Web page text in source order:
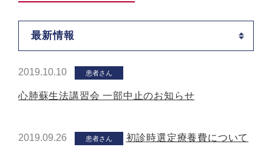
最新情報
2019.10.10 患者さん
心肺蘇生法講習会 一部中止のお知らせ
2019.09.26 患者さん 初診時選定療養費について